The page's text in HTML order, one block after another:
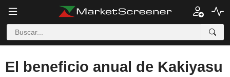
El beneficio anual de Kakiyasu